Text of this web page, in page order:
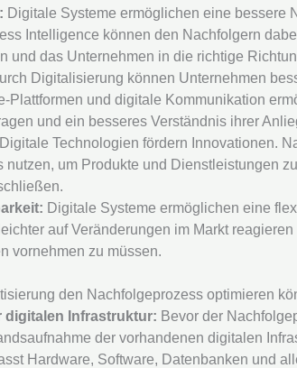
Digitale Systeme ermöglichen eine bessere
Intelligence können den Nachfolgern
und das Unternehmen in die richtige
Digitalisierung können Unternehmen
Plattformen und digitale Kommunikation
und ein besseres Verständnis ihrer
Digitale Technologien fördern Innovationen.
nutzen, um Produkte und Dienstleistungen
Digitale Systeme ermöglichen eine
auf Veränderungen im Markt
vornehmen zu müssen.
den Nachfolgeprozess optimieren
digitalen Infrastruktur: Bevor der
der vorhandenen digitalen
Hardware, Software, Datenbanken und